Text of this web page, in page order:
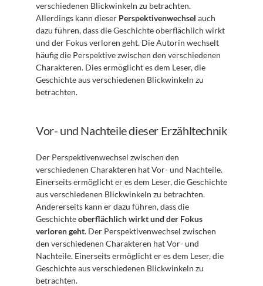
verschiedenen Blickwinkeln zu betrachten.
Allerdings kann dieser Perspektivenwechsel auch
dazu führen, dass die Geschichte oberflächlich wirkt
und der Fokus verloren geht. Die Autorin wechselt
häufig die Perspektive zwischen den verschiedenen
Charakteren. Dies ermöglicht es dem Leser, die
Geschichte aus verschiedenen Blickwinkeln zu
betrachten.
Vor- und Nachteile dieser Erzähltechnik
Der Perspektivenwechsel zwischen den
verschiedenen Charakteren hat Vor- und Nachteile.
Einerseits ermöglicht er es dem Leser, die Geschichte
aus verschiedenen Blickwinkeln zu betrachten.
Andererseits kann er dazu führen, dass die
Geschichte oberflächlich wirkt und der Fokus
verloren geht. Der Perspektivenwechsel zwischen
den verschiedenen Charakteren hat Vor- und
Nachteile. Einerseits ermöglicht er es dem Leser, die
Geschichte aus verschiedenen Blickwinkeln zu
betrachten.